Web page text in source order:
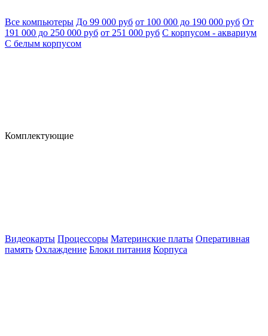
Все компьютеры До 99 000 руб от 100 000 до 190 000 руб От
191 000 до 250 000 руб от 251 000 руб С корпусом - аквариум
С белым корпусом
Комплектующие
Видеокарты Процессоры Материнские платы Оперативная
память Охлаждение Блоки питания Корпуса